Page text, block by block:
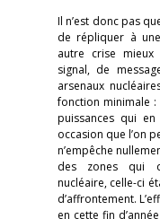
Il n’est donc pas
de répliquer à
autre crise
signal, de
arsenaux
fonction minimale
puissances qui
occasion que l’on
n’empêche
des zones qui
nucléaire, celle-ci
d’affrontement.
en cette fin